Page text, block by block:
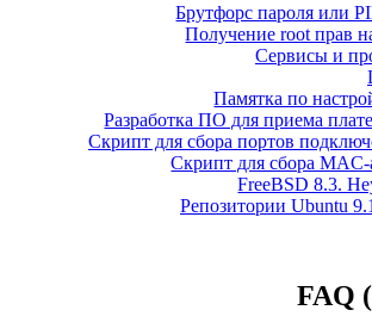
Брутфорс пароля или
Получение root прав
Сервисы и
Памятка по
Разработка ПО для приема
Скрипт для сбора портов
Скрипт для сбора
FreeBSD 8.3.
Репозитории Ubuntu
FAQ